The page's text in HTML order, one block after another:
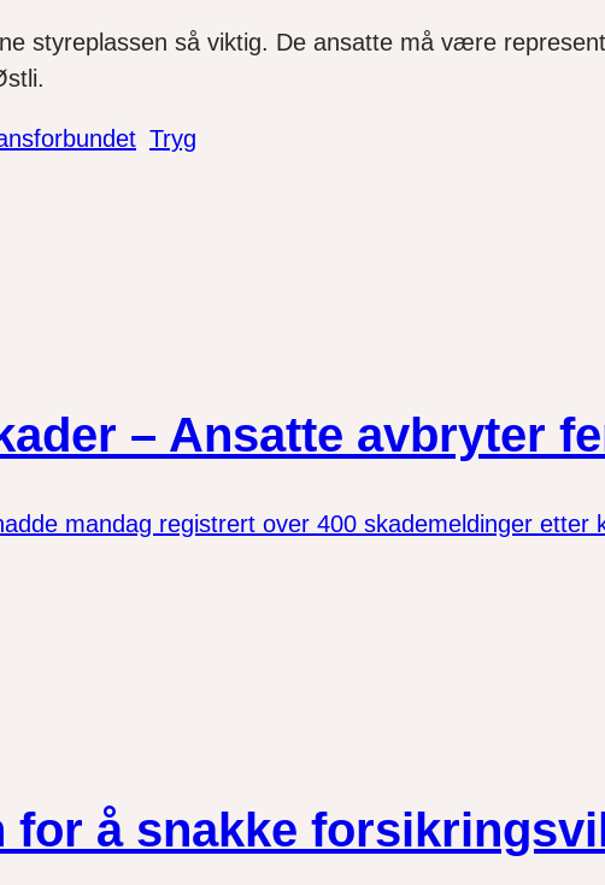
styreplassen så viktig. De ansatte må være
Tryg
– Ansatte avbryter
mandag registrert over 400 skademeldinger
for å snakke